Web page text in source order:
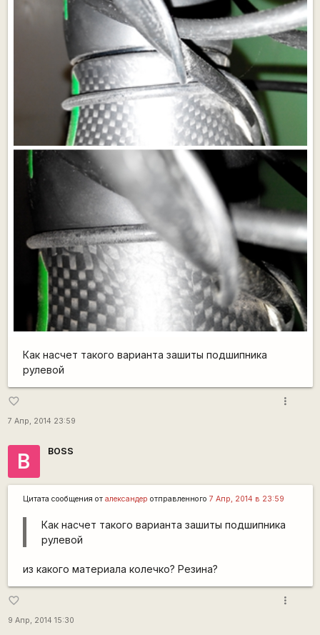
Как насчет такого варианта зашиты подшипника
рулевой
favorite_border
7 Апр, 2014 23:59
more_vert
B BOSS
Цитата сообщения от александер отправленного 7 Апр, 2014 в 23:59
Как насчет такого варианта зашиты подшипника
рулевой
из какого материала колечко? Резина?
favorite_border
9 Апр, 2014 15:30
more_vert